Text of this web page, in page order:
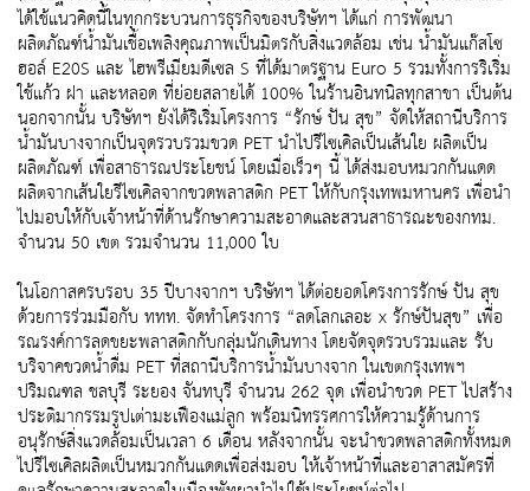
ได้ใช้แนวคิดนี้ในทุกกระบวนการธุรกิจของบริษัทฯ ได้แก่ การพัฒนา
ผลิตภัณฑ์น้ำมันเชื้อเพลิงคุณภาพเป็นมิตรกับสิ่งแวดล้อม เช่น น้ำมันแก๊สโซ
ฮอล์ E20S และ ไฮพรีเมียมดีเซล S ที่ได้มาตรฐาน Euro 5 รวมทั้งการริเริ่ม
ใช้แก้ว ฝา และหลอด ที่ย่อยสลายได้ 100% ในร้านอินทนิลทุกสาขา เป็นต้น
นอกจากนั้น บริษัทฯ ยังได้ริเริ่มโครงการ “รักษ์ ปัน สุข” จัดให้สถานีบริการ
น้ำมันบางจากเป็นจุดรวบรวมขวด PET นำไปรีไซเคิลเป็นเส้นใย ผลิตเป็น
ผลิตภัณฑ์ เพื่อสาธารณประโยชน์ โดยเมื่อเร็วๆ นี้ ได้ส่งมอบหมวกกันแดด
ผลิตจากเส้นใยรีไซเคิลจากขวดพลาสติก PET ให้กับกรุงเทพมหานคร เพื่อนำ
ไปมอบให้กับเจ้าหน้าที่ด้านรักษาความสะอาดและสวนสาธารณะของกทม.
จำนวน 50 เขต รวมจำนวน 11,000 ใบ
ในโอกาสครบรอบ 35 ปีบางจากฯ บริษัทฯ ได้ต่อยอดโครงการรักษ์ ปัน สุข
ด้วยการร่วมมือกับ ททท. จัดทำโครงการ “ลดโลกเลอะ x รักษ์ปันสุข” เพื่อ
รณรงค์การลดขยะพลาสติกกับกลุ่มนักเดินทาง โดยจัดจุดรวบรวมและ รับ
บริจาคขวดน้ำดื่ม PET ที่สถานีบริการน้ำมันบางจาก ในเขตกรุงเทพฯ
ปริมณฑล ชลบุรี ระยอง จันทบุรี จำนวน 262 จุด เพื่อนำขวด PET ไปสร้าง
ประติมากรรมรูปเต่ามะเฟืองแม่ลูก พร้อมนิทรรศการให้ความรู้ด้านการ
อนุรักษ์สิ่งแวดล้อมเป็นเวลา 6 เดือน หลังจากนั้น จะนำขวดพลาสติกทั้งหมด
ไปรีไซเคิลผลิตเป็นหมวกกันแดดเพื่อส่งมอบ ให้เจ้าหน้าที่และอาสาสมัครที่